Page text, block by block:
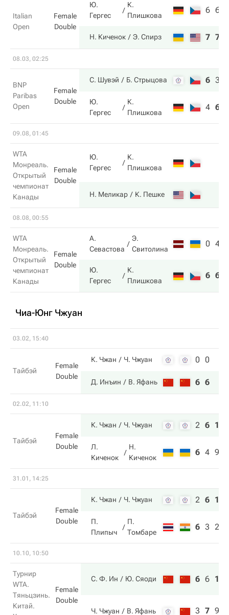
Italian
Open
Female
Double
Ю.
Гергес
К.
Плишкова
6 6
Н. Киченок Э. Спирз 7 7
08.03, 02:25
BNP
Paribas
Open
Female
Double
С. Шувэй Б. Стрыцова 6 3
Ю.
Гергес
К.
Плишкова
4 6
09.08, 01:45
WTA
Монреаль.
Открытый
чемпионат
Канады
Female
Double
Ю.
Гергес
К.
Плишкова
Н. Меликар К. Пешке
08.08, 00:55
WTA
Монреаль.
Открытый
чемпионат
Канады
Female
Double
А.
Севастова
Э.
Свитолина
0 4
Ю.
Гергес
К.
Плишкова
6 6
Чиа-Юнг Чжуан
03.02, 15:40
Тайбэй
Female
Double
К. Чжан Ч. Чжуан 0 0
Д. Инъин В. Яфань 6 6
02.02, 11:10
Тайбэй
Female
Double
К. Чжан Ч. Чжуан 2 6 11
Л.
Киченок
Н.
Киченок
6 4 9
31.01, 14:25
Тайбэй
Female
Double
К. Чжан Ч. Чжуан 2 6 10
П.
Плипыч
П.
Томбаре
6 3 2
10.10, 10:50
Турнир
WTA.
Тяньцзинь.
Китай.
Female
Double
С. Ф. Ин Ю. Сяоди 6 6 11
Ч. Чжуан В. Яфань 3 7 9